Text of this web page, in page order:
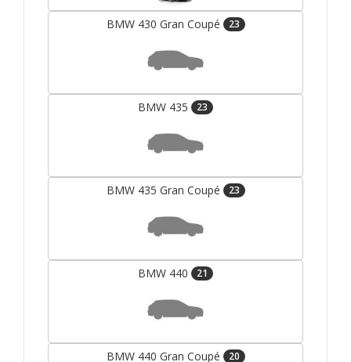
BMW 430 Gran Coupé 23
BMW 435 23
BMW 435 Gran Coupé 23
BMW 440 21
BMW 440 Gran Coupé 20